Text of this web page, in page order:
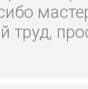
труд,